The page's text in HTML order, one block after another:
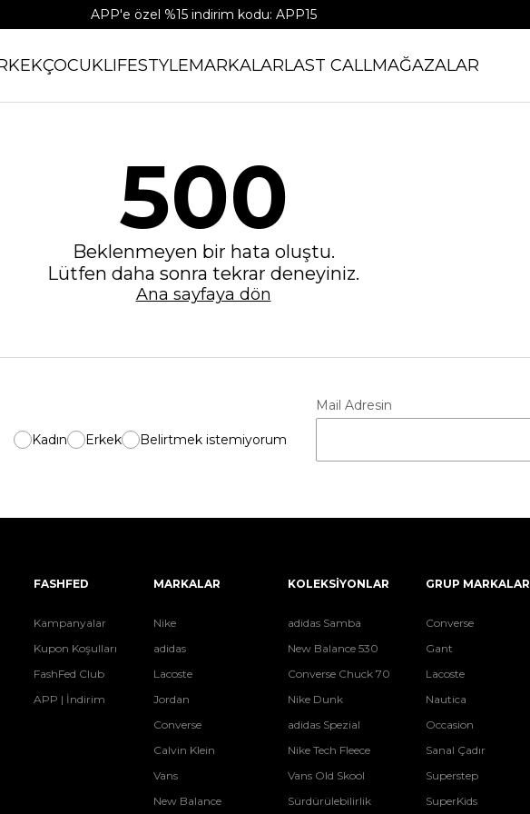
APP'e özel %15 indirim kodu: APP15
ÇOCUKLIFESTYLEMARKALARLAST CALLMAĞAZALAR
500
Beklenmeyen bir hata oluştu.
Lütfen daha sonra tekrar deneyiniz.
Ana sayfaya dön
Kadın Erkek Belirtmek istemiyorum
Mail Adresin
FASHFED
Kampanyalar
Kupon Koşulları
FashFed Club
APP | İndirim
MARKALAR
Nike
adidas
Lacoste
Jordan
Converse
Calvin Klein
Vans
New Balance
KOLEKSİYONLAR
adidas Samba
New Balance 530
Converse Chuck 70
Nike Dunk
adidas Spezial
Nike Tech Fleece
Vans Old Skool
Sürdürülebilirlik
GRUP MARKALAR
Converse
Gant
Lacoste
Nautica
Occasion
Sanal Çadır
Superstep
SuperKids